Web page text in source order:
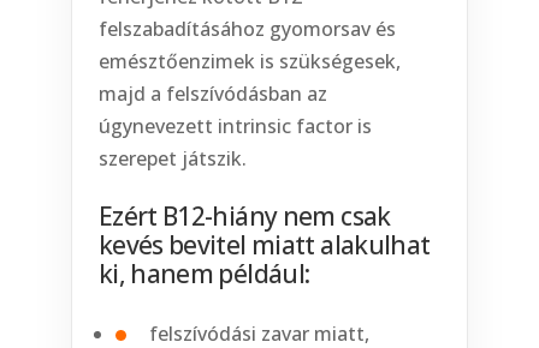
felszabadításához gyomorsav és
emésztőenzimek is szükségesek,
majd a felszívódásban az
úgynevezett intrinsic factor is
szerepet játszik.
Ezért B12-hiány nem csak
kevés bevitel miatt alakulhat
ki, hanem például:
felszívódási zavar miatt,